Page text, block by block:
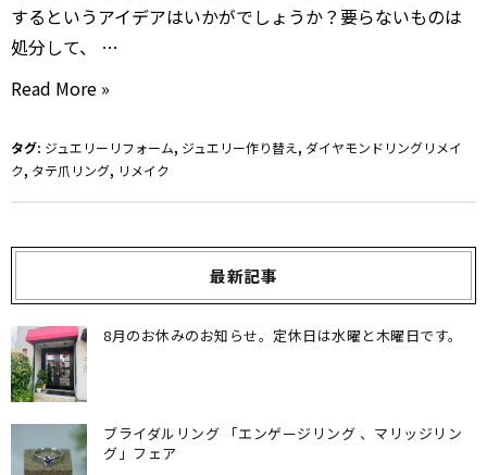
するというアイデアはいかがでしょうか？要らないものは
処分して、 …
リ
イ
ク
エ
リ
ー
デ
ザ
イ
Read More »
タグ: ジュエリーリフォーム, ジュエリー作り替え , ダイヤモンドリングリメイ
ク, タテ爪リング, リメイク
最新記事
8月のお休みのお知らせ。定休日は水曜と木曜日です。
ブライダルリング 「エンゲージリング 、マリッジリン
グ」フェア